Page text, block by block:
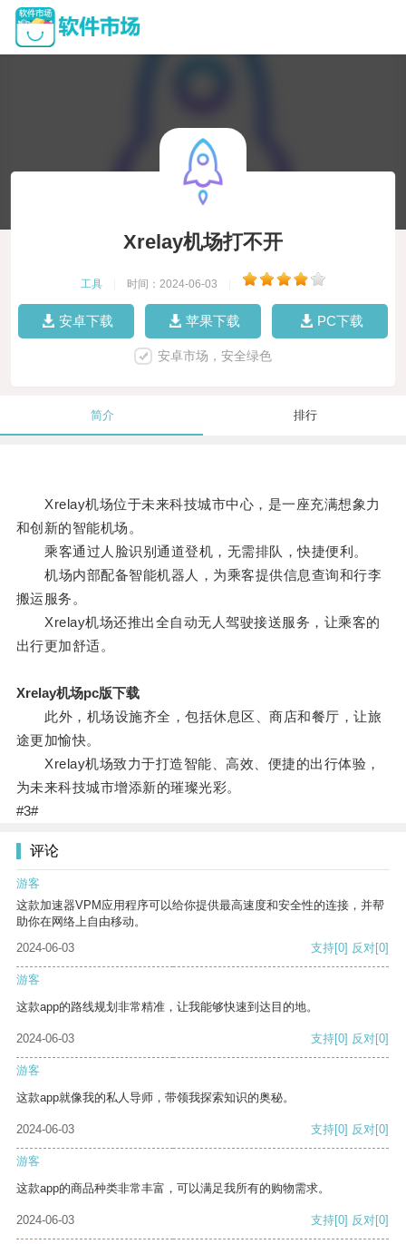
Xrelay机场打不开
工具 时间：2024-06-03
安卓下载 苹果下载 PC下载
安卓市场，安全绿色
简介 排行
Xrelay机场位于未来科技城市中心，是一座充满想象力
和创新的智能机场。
乘客通过人脸识别通道登机，无需排队，快捷便利。
机场内部配备智能机器人，为乘客提供信息查询和行李
搬运服务。
Xrelay机场还推出全自动无人驾驶接送服务，让乘客的
出行更加舒适。
Xrelay机场pc版下载
此外，机场设施齐全，包括休息区、商店和餐厅，让旅
途更加愉快。
Xrelay机场致力于打造智能、高效、便捷的出行体验，
为未来科技城市增添新的璀璨光彩。
#3#
评论
游客
这款加速器VPM应用程序可以给你提供最高速度和安全性的连接，并帮
助你在网络上自由移动。
2024-06-03
支持[0] 反对[0]
游客
这款app的路线规划非常精准，让我能够快速到达目的地。
2024-06-03 支持[0] 反对[0]
游客
这款app就像我的私人导师，带领我探索知识的奥秘。
2024-06-03 支持[0] 反对[0]
游客
这款app的商品种类非常丰富，可以满足我所有的购物需求。
2024-06-03 支持[0] 反对[0]